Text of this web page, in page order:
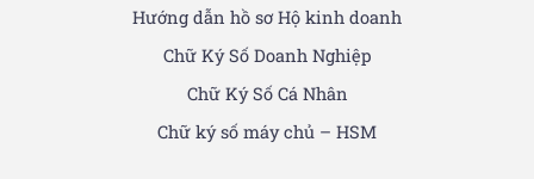
Hướng dẫn hồ sơ Hộ kinh doanh
Chữ Ký Số Doanh Nghiệp
Chữ Ký Số Cá Nhân
Chữ ký số máy chủ – HSM